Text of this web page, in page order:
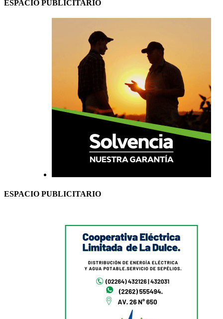
ESPACIO PUBLICITARIO
ESPACIO PUBLICITARIO